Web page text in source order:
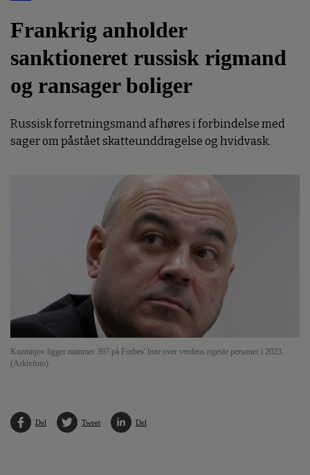
Frankrig anholder
sanktioneret russisk rigmand
og ransager boliger
Russisk forretningsmand afhøres i forbindelse med
sager om påstået skatteunddragelse og hvidvask.
Kuzmitjov ligger nummer 397 på Forbes' liste over verdens rigeste personer i 2023.
(Arkivfoto).
Del Tweet Del